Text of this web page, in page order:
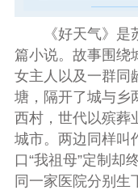
《好天气》 是
篇小说。故事围绕
女主人以及一群同
塘，隔开了城与乡
西村，世代以殡葬
城市。两边同样叫
口“我祖母”定制却
同一家医院分别生